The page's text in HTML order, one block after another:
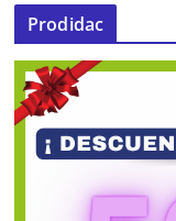
Prodidac